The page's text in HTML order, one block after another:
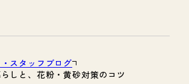
スタッフブログ
しと、花粉・黄砂対策のコツ